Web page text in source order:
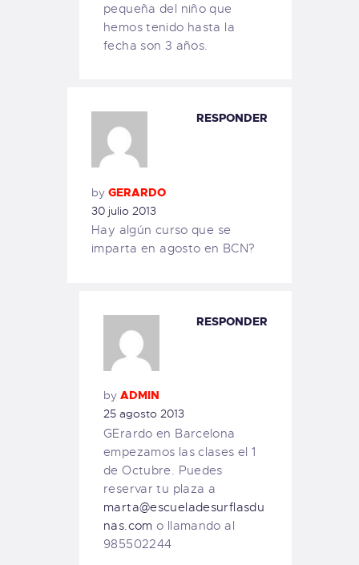
pequeña del niño que
hemos tenido hasta la
fecha son 3 años.
by GERARDO
30 julio 2013
Hay algún curso que se
imparta en agosto en BCN?
RESPONDER
by ADMIN
25 agosto 2013
GErardo en Barcelona
empezamos las clases el 1
de Octubre. Puedes
reservar tu plaza a
marta@escueladesurflasdu
nas.com o llamando al
985502244
RESPONDER